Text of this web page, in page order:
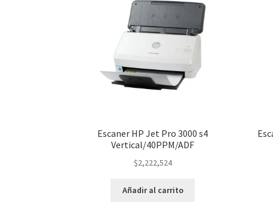
Escaner HP Jet Pro 3000 s4
Vertical/40PPM/ADF
$2,222,524
Añadir al carrito